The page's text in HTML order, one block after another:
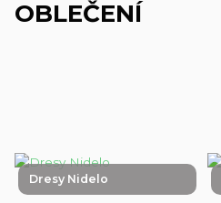
OBLEČENÍ
Dresy Nidelo